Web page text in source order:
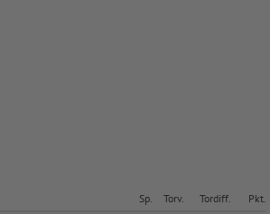
Sp. Torv. Tordiff. Pkt.